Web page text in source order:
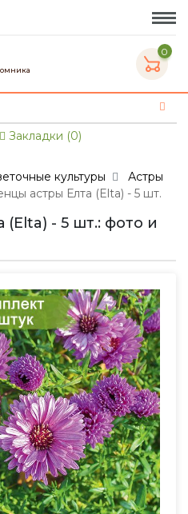
0
Закладки (0)
культуры
Астры
астры Елта (Elta) - 5 шт.
- 5 шт.: фото и